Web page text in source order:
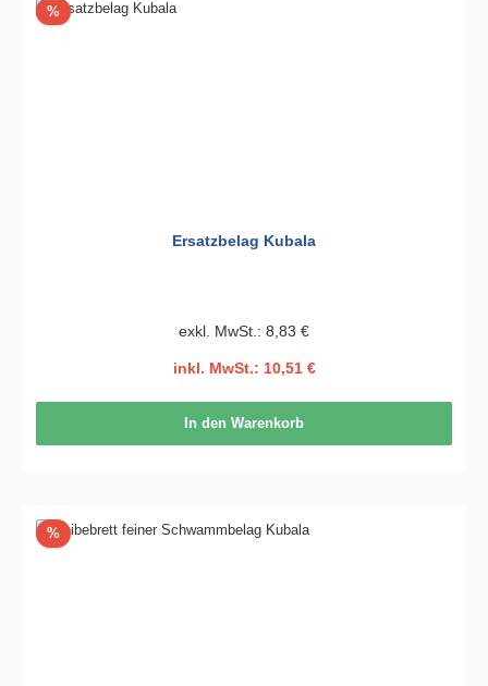
%Rabatt
Ersatzbelag Kubala
exkl. MwSt.: 8,83 €
inkl. MwSt.: 10,51 €
In den Warenkorb
%Rabatt